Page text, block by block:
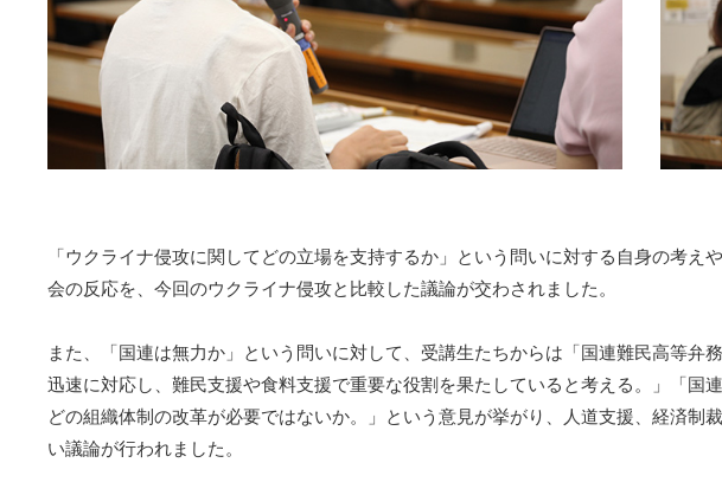
「ウクライナ侵攻に関してどの立場を支持するか」という問いに対する自身の考
会の反応を、今回のウクライナ侵攻と比較した議論が交わされました。
また、「国連は無力か」という問いに対して、受講生たちからは「国連難民高等
迅速に対応し、難民支援や食料支援で重要な役割を果たしていると考える。」「国
どの組織体制の改革が必要ではないか。」という意見が挙がり、人道支援、経済
い議論が行われました。